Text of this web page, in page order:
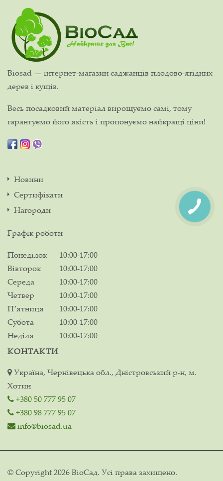
Biosad — інтернет-магазин саджанців плодово-ягідних
дерев і кущів.
Весь посадковий матеріал вирощуємо самі, тому
гарантуємо його якість і пропонуємо найкращі ціни!
Новини
Сертифікати
Нагороди
Графік роботи
Понеділок
10:00-17:00
Вівторок
10:00-17:00
Середа
10:00-17:00
Четвер
10:00-17:00
Пʼятниця
10:00-17:00
Субота
10:00-17:00
Неділя
10:00-17:00
КОНТАКТИ
Україна, Чернівецька обл., Дністровський р-н, м.
Хотин
+380 50 777 95 07
+380 98 777 95 07
info@biosad.ua
© Copyright 2026 ВіоСад. Усі права захищено.